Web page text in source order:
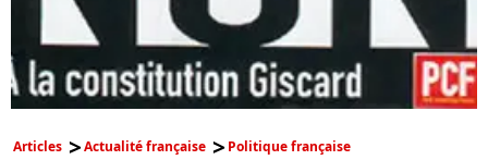
Articles Actualité française Politique française